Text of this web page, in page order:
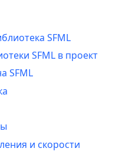
SFML
SFML в проект
SFML
и скорости